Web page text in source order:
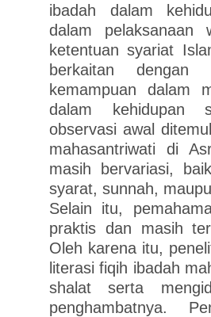
ibadah dalam
dalam pelaksanaan
ketentuan syariat
berkaitan
kemampuan dalam
dalam kehidupan
observasi awal
mahasantriwati di
masih bervariasi,
syarat, sunnah,
Selain itu,
praktis dan masih
Oleh karena itu,
literasi fiqih ibadah
shalat serta
penghambatnya.